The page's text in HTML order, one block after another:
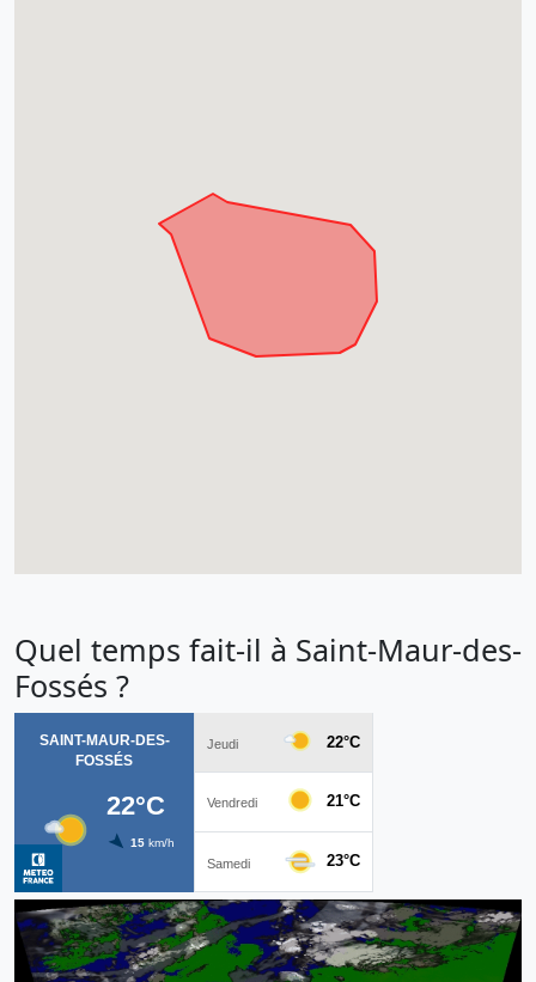
Quel temps fait-il à Saint-Maur-des-
Fossés ?